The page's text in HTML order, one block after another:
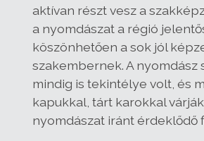
aktívan részt vesz a
a nyomdászat a régió
köszönhetően a sok jól
szakembernek. A nyomdász
mindig is tekintélye volt, és
kapukkal, tárt karokkal
nyomdászat iránt érdeklődő